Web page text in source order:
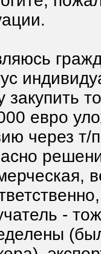
закупить
евро
через
-